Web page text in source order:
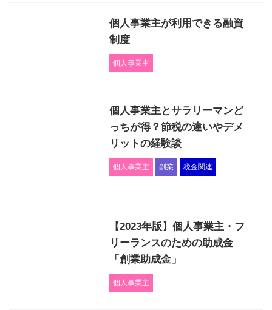
個人事業主が利用できる融資
制度
個人事業主
個人事業主とサラリーマンど
っちが得？節税の違いやデメ
リットの経験談
個人事業主 副業 税金関連
【2023年版】個人事業主・フ
リーランスのための助成金
「創業助成金」
個人事業主